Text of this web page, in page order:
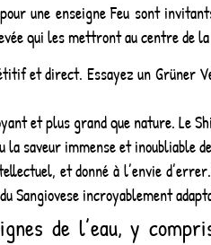
une enseigne Feu sont
qui les mettront au centre de
et direct. Essayez un Grüner
et plus grand que nature. Le
saveur immense et inoubliable
et donné à l’envie
Sangiovese incroyablement
de l’eau, y